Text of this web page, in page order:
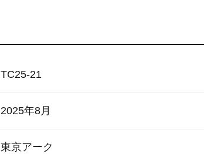
TC25-21
2025年8月
東京アーク